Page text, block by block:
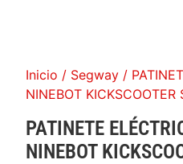
Inicio / Segway /
NINEBOT KICKSCOOTER
PATINETE
NINEBOT